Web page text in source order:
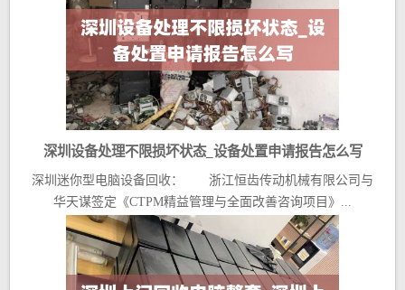
深圳设备处理不限损坏状态_设备处置申请报告怎么写
深圳迷你型电脑设备回收： 浙江恒齿传动机械有限公司与
华天谋签定《CTPM精益管理与全面改善咨询项目》...